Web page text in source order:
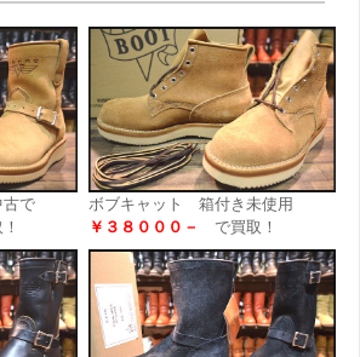
古で
ボブキャット 箱付き未使用
￥３８０００－
で買取！